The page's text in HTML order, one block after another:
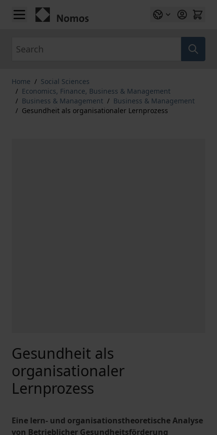
Skip to Content
Home / Social Sciences
/ Economics, Finance, Business & Management
/ Business & Management / Business & Management
/ Gesundheit als organisationaler Lernprozess
Gesundheit als
organisationaler
Lernprozess
Eine lern- und organisationstheoretische Analyse
von Betrieblicher Gesundheitsförderung